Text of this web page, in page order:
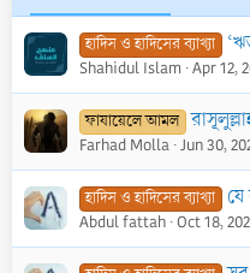
হাদিস ও হাদিসের ব্যাখ্যা
Shahidul Islam Apr 12,
ফাযায়েলে আমল
Farhad Molla Jun 30,
হাদিস ও হাদিসের ব্যাখ্যা যে
Abdul fattah Oct 18,